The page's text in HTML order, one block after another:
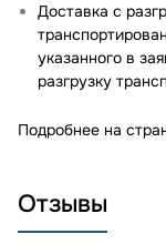
Доставка с
указанного в
разгрузку
Подробнее на
Отзывы